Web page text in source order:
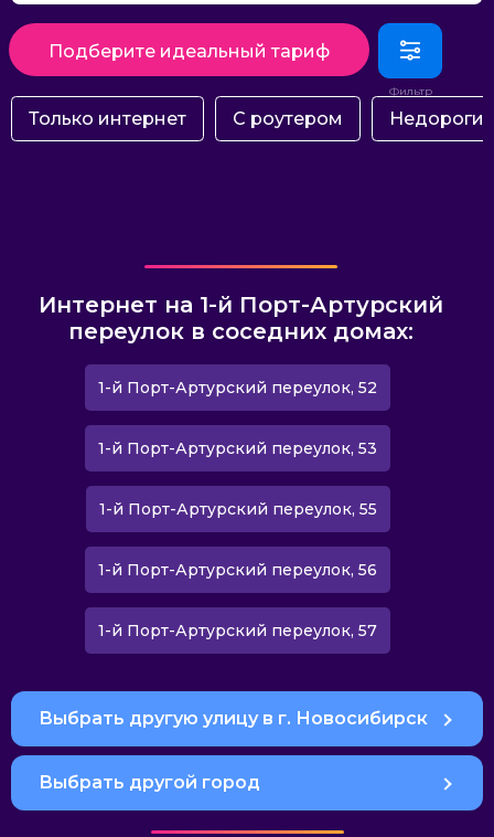
Подберите идеальный тариф
Только интернет С роутером Недорогие
Интернет на 1-й Порт-Артурский
переулок в соседних домах:
1-й Порт-Артурский переулок, 52
1-й Порт-Артурский переулок, 53
1-й Порт-Артурский переулок, 55
1-й Порт-Артурский переулок, 56
1-й Порт-Артурский переулок, 57
Выбрать другую улицу в г. Новосибирск
Выбрать другой город